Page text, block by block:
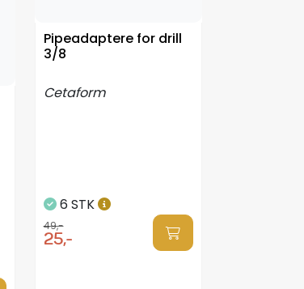
Pipeadaptere for drill
3/8
Cetaform
6 STK
49,-
25,-